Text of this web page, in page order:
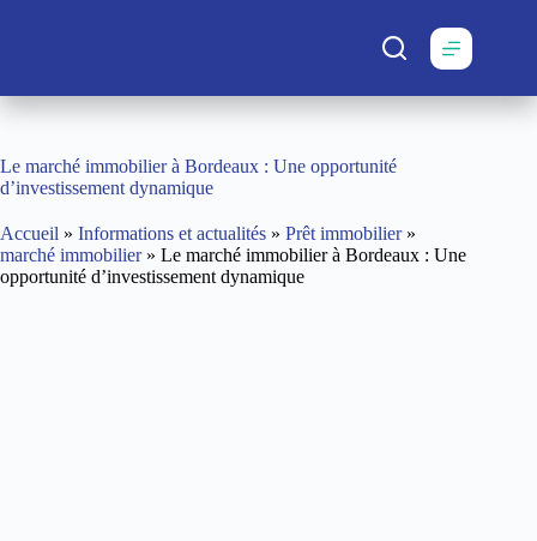
Le marché immobilier à Bordeaux : Une opportunité
d’investissement dynamique
Accueil » Informations et actualités » Prêt immobilier»
marché immobilier» Le marché immobilier à Bordeaux : Une
opportunité d’investissement dynamique